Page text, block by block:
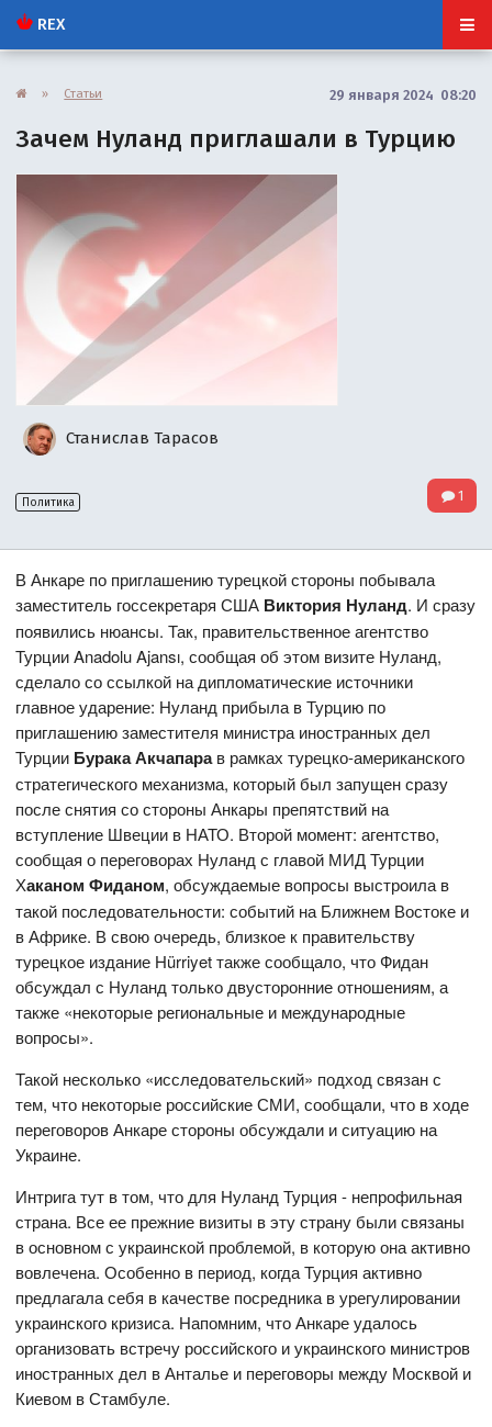
REX
» Статьи 29 января 2024 08:20
Зачем Нуланд приглашали в Турцию
Станислав Тарасов
Политика 1
В Анкаре по приглашению турецкой стороны побывала
заместитель госсекретаря США Виктория Нуланд. И сразу
появились нюансы. Так, правительственное агентство
Турции Anadolu Ajansı, сообщая об этом визите Нуланд,
сделало со ссылкой на дипломатические источники
главное ударение: Нуланд прибыла в Турцию по
приглашению заместителя министра иностранных дел
Турции Бурака Акчапарав рамках турецко-американского
стратегического механизма, который был запущен сразу
после снятия со стороны Анкары препятствий на
вступление Швеции в НАТО. Второй момент: агентство,
сообщая о переговорах Нуланд с главой МИД Турции
Хаканом Фиданом, обсуждаемые вопросы выстроила в
такой последовательности: событий на Ближнем Востоке и
в Африке. В свою очередь, близкое к правительству
турецкое издание Hürriyet также сообщало, что Фидан
обсуждал с Нуланд только двусторонние отношениям, а
также «некоторые региональные и международные
вопросы».
Такой несколько «исследовательский» подход связан с
тем, что некоторые российские СМИ, сообщали, что в ходе
переговоров Анкаре стороны обсуждали и ситуацию на
Украине.
Интрига тут в том, что для Нуланд Турция - непрофильная
страна. Все ее прежние визиты в эту страну были связаны
в основном с украинской проблемой, в которую она активно
вовлечена. Особенно в период, когда Турция активно
предлагала себя в качестве посредника в урегулировании
украинского кризиса. Напомним, что Анкаре удалось
организовать встречу российского и украинского министров
иностранных дел в Анталье и переговоры между Москвой и
Киевом в Стамбуле.